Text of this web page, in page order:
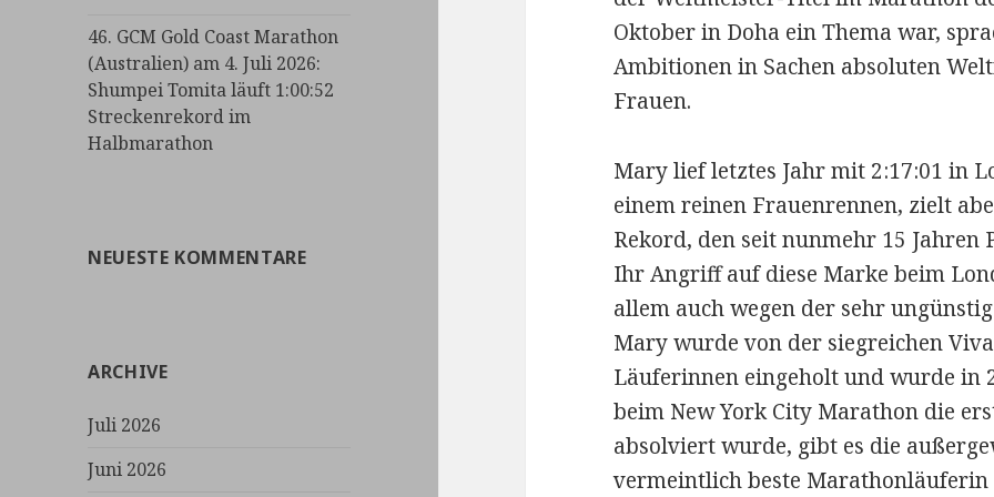
46. GCM Gold Coast Marathon
(Australien) am 4. Juli 2026:
Shumpei Tomita läuft 1:00:52
Streckenrekord im
Halbmarathon
NEUESTE KOMMENTARE
ARCHIVE
Juli 2026
Juni 2026
Oktober in Doha ein Thema war,
Ambitionen in Sachen absoluten
Frauen.
Mary lief letztes Jahr mit 2:17:01 in
einem reinen Frauenrennen, zielt
Rekord, den seit nunmehr 15 Jahren
Ihr Angriff auf diese Marke beim
allem auch wegen der sehr
Mary wurde von der siegreichen
Läuferinnen eingeholt und wurde in
beim New York City Marathon die
absolviert wurde, gibt es die
vermeintlich beste